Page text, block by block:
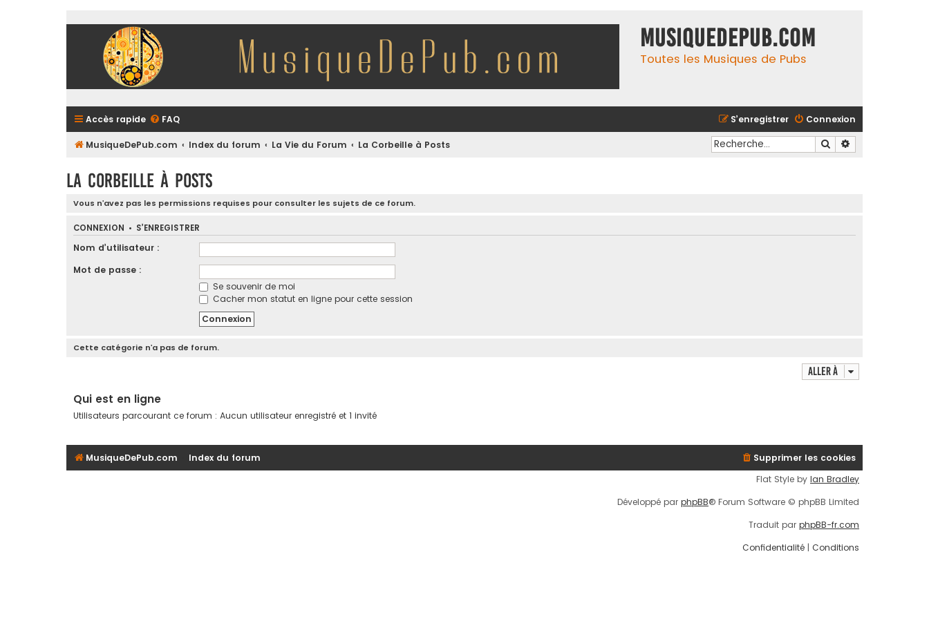
MusiqueDePub.com
Toutes les Musiques de Pubs
Accès rapide FAQ Connexion
S’enregistrer
MusiqueDePub.com Index du forum La Vie du Forum La Corbeille à Posts Rechercher
La Corbeille à Posts
Vous n’avez pas les permissions requises pour consulter les sujets de ce forum.
CONNEXION • S’ENREGISTRER
Nom d’utilisateur :
Mot de passe :
Se souvenir de moi
Cacher mon statut en ligne pour cette session
Cette catégorie n’a pas de forum.
Aller à
Qui est en ligne
Utilisateurs parcourant ce forum : Aucun utilisateur enregistré et 1 invité
MusiqueDePub.com Index du forum
Supprimer les cookies
Flat Style by Ian Bradley
Développé par phpBB® Forum Software © phpBB Limited
Traduit par phpBB-fr.com
Confidentialité
Conditions